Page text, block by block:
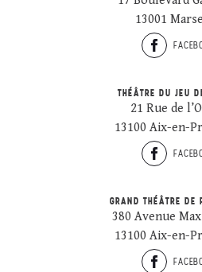
13001
THÉÂTRE DU JEU
21 Rue de
13100 Aix-en-
GRAND THÉÂTRE DE
380 Avenue
13100 Aix-en-